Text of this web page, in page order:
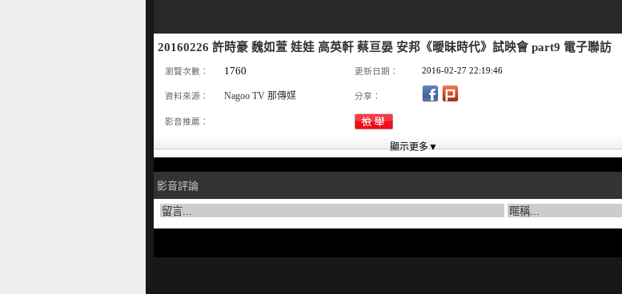
20160226 許時豪 魏如萱 娃娃 高英軒 蔡亘晏 安邦《曖昧時代》試映會 part9 電子聯訪
瀏覽次數： 1760 更新日期： 2016-02-27 22:19:46
資料來源： Nagoo TV 那傳媒 分享：
影音推薦：
影音評論